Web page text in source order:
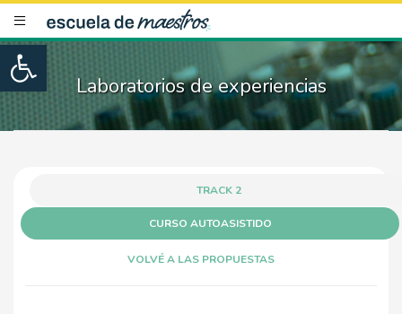
Open toolbar
Laboratorios de experiencias
TRACK 2
CURSO AUTOASISTIDO
VOLVÉ A LAS PROPUESTAS